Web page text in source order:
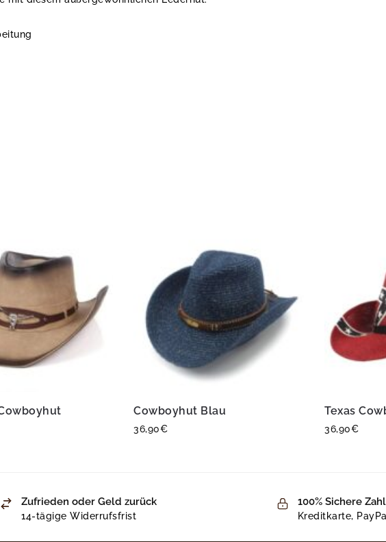
Cowboyhut Blau
36,90€
Texas
36,90€
Zufrieden oder Geld zurück
14-tägige Widerrufsfrist
100% Sichere
Kreditkarte,